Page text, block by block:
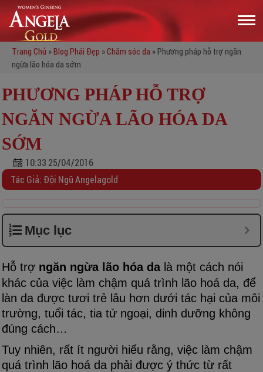
Trang Chủ »Blog Phái Đẹp »Chăm sóc da » Phương pháp hỗ trợ ngăn
ngừa lão hóa da sớm
PHƯƠNG PHÁP HỖ TRỢ
NGĂN NGỪA LÃO HÓA DA
SỚM
10:33 25/04/2016
Tác Giả: Đội Ngũ Angelagold
Mục lục
Hỗ trợ ngăn ngừa lão hóa dalà một cách nói
khác của việc làm chậm quá trình lão hoá da, để
làn da được tươi trẻ lâu hơn dưới tác hại của môi
trường, tuổi tác, tia tử ngoại, dinh dưỡng không
đúng cách…
Tuy nhiên, rất ít người hiểu rằng, việc làm chậm
quá trình lão hoá da phải được ý thức từ rất